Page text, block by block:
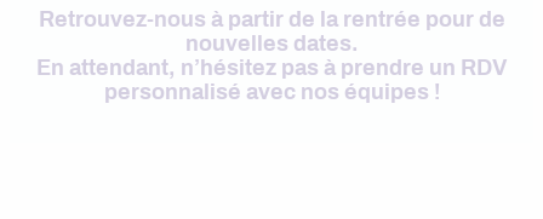
Retrouvez-nous à partir de la rentrée pour de
nouvelles dates.
En attendant, n’hésitez pas à prendre un RDV
personnalisé avec nos équipes !